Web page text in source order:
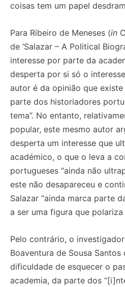
Registe-se na nossa lista de
no seu email os artigos do mês
novidades.
subscrever:
Registe-se na nossa lista de
no seu email os artigos do mês
novidades.
subscrever:
coisas tem um papel
Para Ribeiro de Meneses (in
de ‘Salazar – A Political
interesse por parte da
desperta por si só o
autor é da opinião que
parte dos historiadores
tema”. No entanto,
popular, este mesmo autor
desperta um interesse que
académico, o que o leva a
portugueses “ainda não
este não desapareceu e
Salazar “ainda marca parte
a ser uma figura que polariza
Pelo contrário, o
Boaventura de Sousa
dificuldade de esquecer o
academia, da parte dos